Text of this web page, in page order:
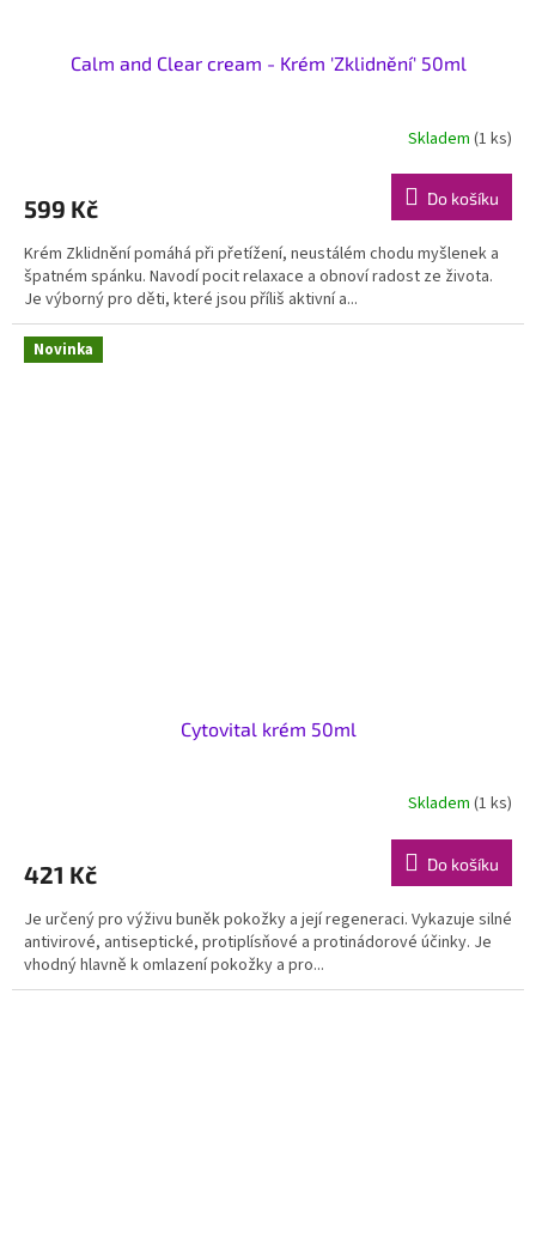
Calm and Clear cream - Krém 'Zklidnění' 50ml
Skladem (1 ks)
599 Kč Do košíku
Krém Zklidnění pomáhá při přetížení, neustálém chodu myšlenek a
špatném spánku. Navodí pocit relaxace a obnoví radost ze života.
Je výborný pro děti, které jsou příliš aktivní a...
Novinka
Cytovital krém 50ml
Skladem (1 ks)
421 Kč Do košíku
Je určený pro výživu buněk pokožky a její regeneraci. Vykazuje silné
antivirové, antiseptické, protiplísňové a protinádorové účinky. Je
vhodný hlavně k omlazení pokožky a pro...